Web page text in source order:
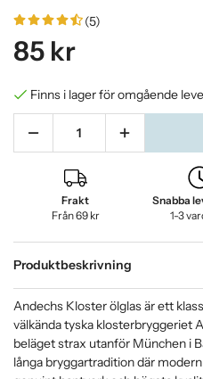
(5)
85 kr
Finns i lager för omgående
Frakt
Från 69 kr
Snabba
1-3
Produktbeskrivning
Andechs Kloster ölglas är ett
välkända tyska klosterbryggeriet
beläget strax utanför München i
långa bryggartradition där